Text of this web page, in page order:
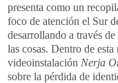
presenta como un
foco de atención el Sur
desarrollando a través
las cosas. Dentro de
videoinstalación Nerja
sobre la pérdida de